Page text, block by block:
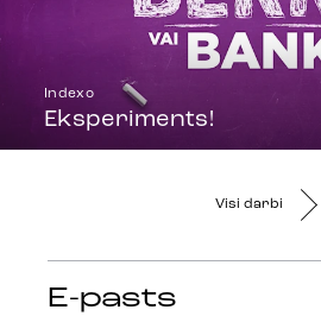
Indexo
Eksperiments!
Visi darbi
E-pasts